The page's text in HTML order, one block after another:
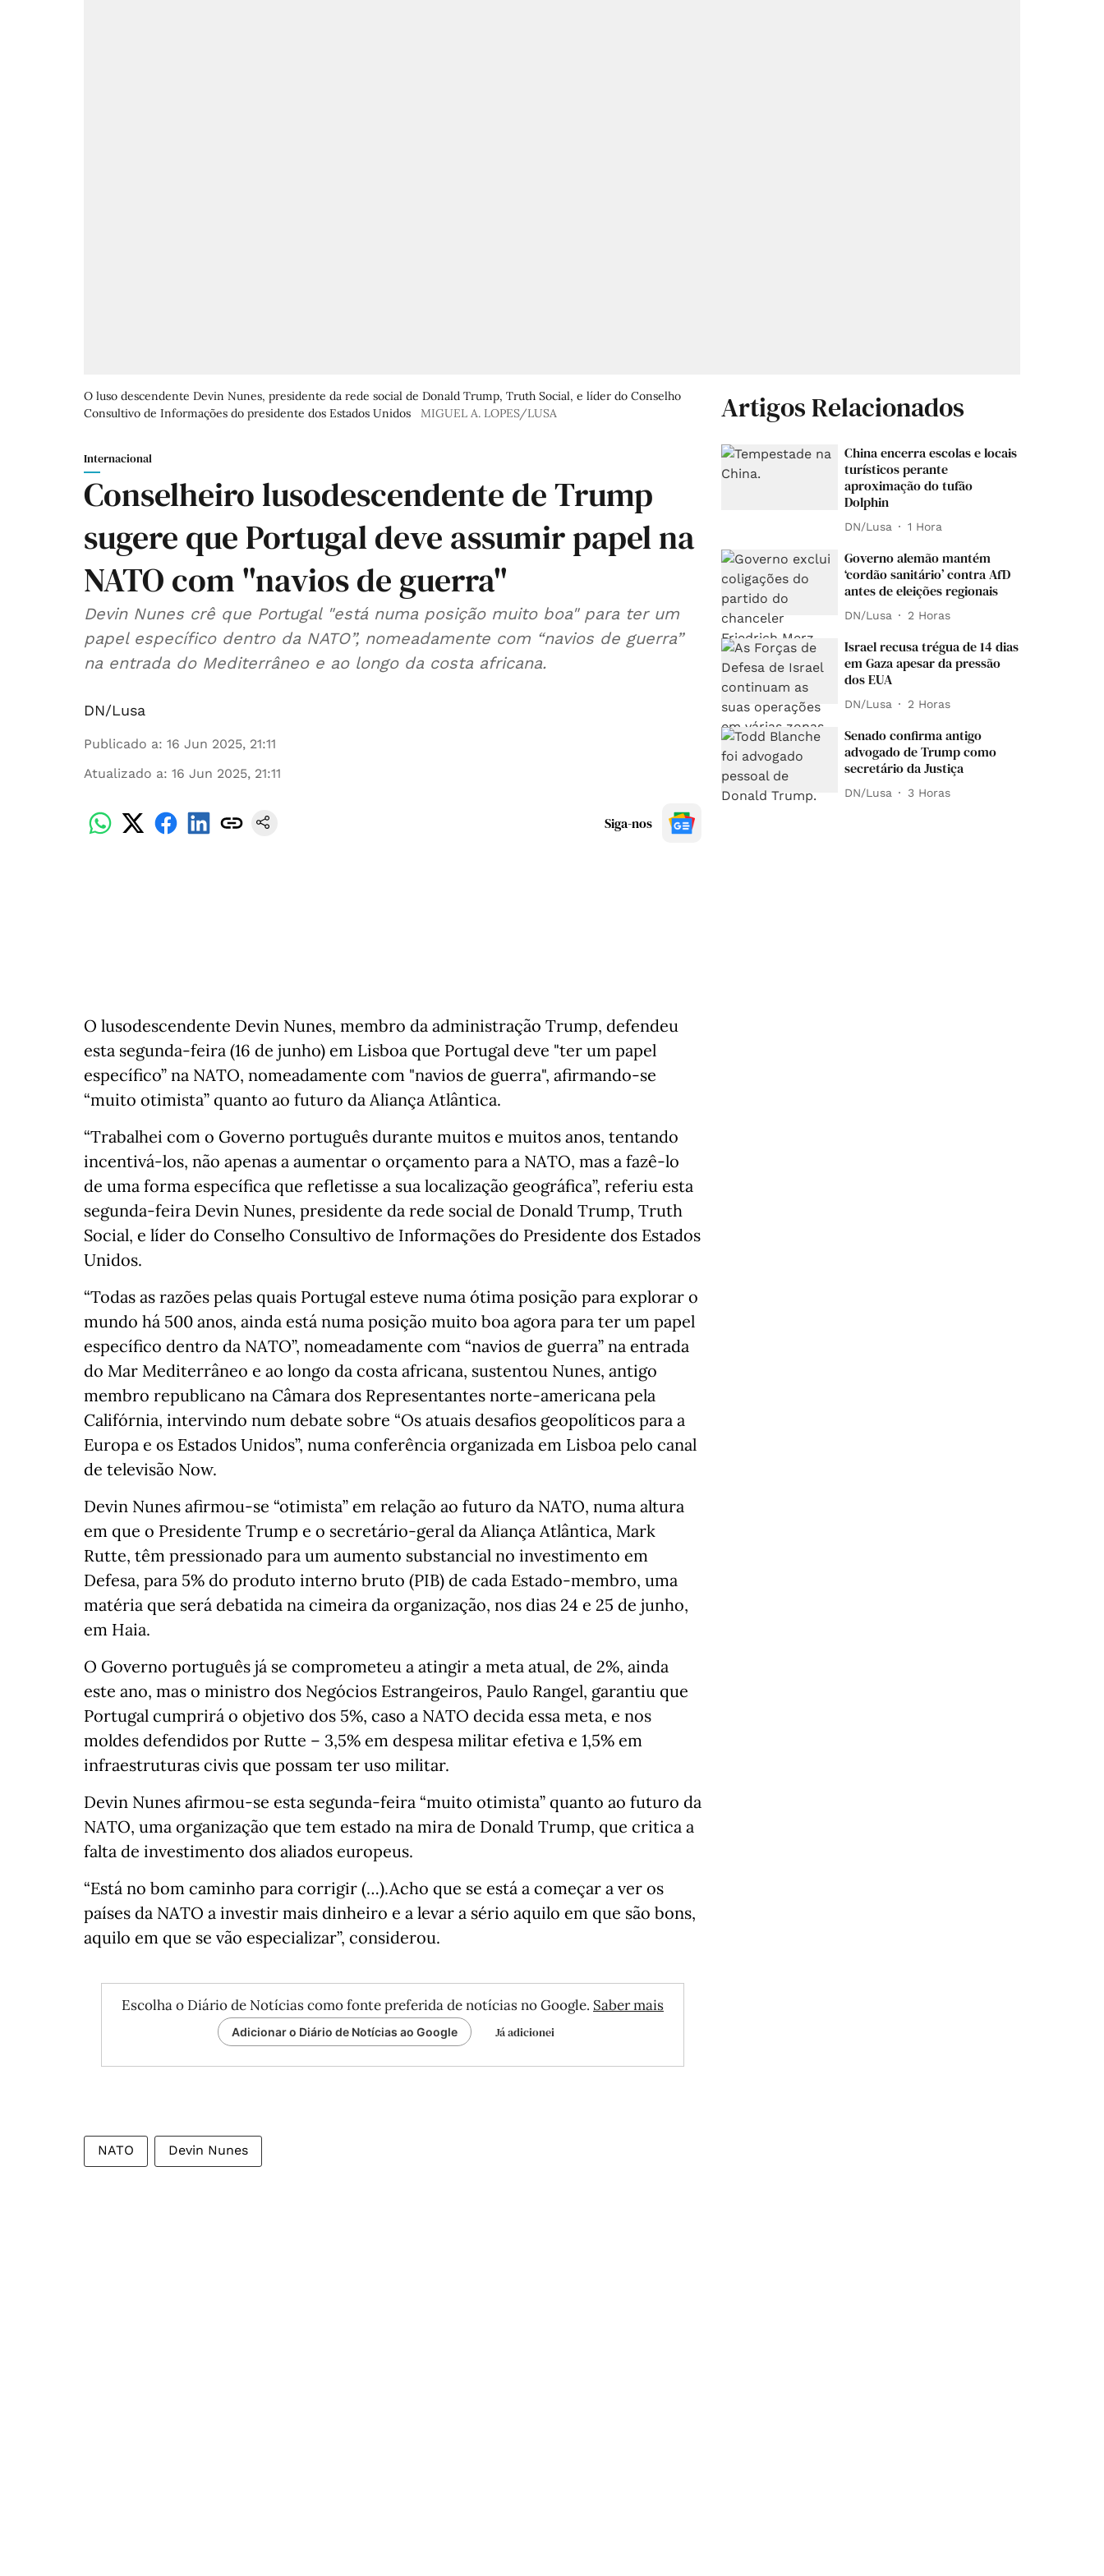
O luso descendente Devin Nunes, presidente da rede social de Donald Trump, Truth Social, e líder do Conselho
Consultivo de Informações do presidente dos Estados Unidos
MIGUEL A. LOPES/LUSA
Internacional
Conselheiro lusodescendente de Trump
sugere que Portugal deve assumir papel na
NATO com "navios de guerra"
Devin Nunes crê que Portugal "está numa posição muito boa" para ter um
papel específico dentro da NATO”, nomeadamente com “navios de guerra”
na entrada do Mediterrâneo e ao longo da costa africana.
DN/Lusa
Publicado a: 16 Jun 2025, 21:11
Atualizado a: 16 Jun 2025, 21:11
Siga-nos
O lusodescendente Devin Nunes, membro da administração Trump, defendeu
esta segunda-feira (16 de junho) em Lisboa que Portugal deve "ter um papel
específico” na NATO, nomeadamente com "navios de guerra", afirmando-se
“muito otimista” quanto ao futuro da Aliança Atlântica.
“Trabalhei com o Governo português durante muitos e muitos anos, tentando
incentivá-los, não apenas a aumentar o orçamento para a NATO, mas a fazê-lo
de uma forma específica que refletisse a sua localização geográfica”, referiu esta
segunda-feira Devin Nunes, presidente da rede social de Donald Trump, Truth
Social, e líder do Conselho Consultivo de Informações do Presidente dos Estados
Unidos.
“Todas as razões pelas quais Portugal esteve numa ótima posição para explorar o
mundo há 500 anos, ainda está numa posição muito boa agora para ter um papel
específico dentro da NATO”, nomeadamente com “navios de guerra” na entrada
do Mar Mediterrâneo e ao longo da costa africana, sustentou Nunes, antigo
membro republicano na Câmara dos Representantes norte-americana pela
Califórnia, intervindo num debate sobre “Os atuais desafios geopolíticos para a
Europa e os Estados Unidos”, numa conferência organizada em Lisboa pelo canal
de televisão Now.
Devin Nunes afirmou-se “otimista” em relação ao futuro da NATO, numa altura
em que o Presidente Trump e o secretário-geral da Aliança Atlântica, Mark
Rutte, têm pressionado para um aumento substancial no investimento em
Defesa, para 5% do produto interno bruto (PIB) de cada Estado-membro, uma
matéria que será debatida na cimeira da organização, nos dias 24 e 25 de junho,
em Haia.
O Governo português já se comprometeu a atingir a meta atual, de 2%, ainda
este ano, mas o ministro dos Negócios Estrangeiros, Paulo Rangel, garantiu que
Portugal cumprirá o objetivo dos 5%, caso a NATO decida essa meta, e nos
moldes defendidos por Rutte – 3,5% em despesa militar efetiva e 1,5% em
infraestruturas civis que possam ter uso militar.
Devin Nunes afirmou-se esta segunda-feira “muito otimista” quanto ao futuro da
NATO, uma organização que tem estado na mira de Donald Trump, que critica a
falta de investimento dos aliados europeus.
“Está no bom caminho para corrigir (…).Acho que se está a começar a ver os
países da NATO a investir mais dinheiro e a levar a sério aquilo em que são bons,
aquilo em que se vão especializar”, considerou.
Escolha o Diário de Notícias como fonte preferida de notícias no Google. Saber mais
Adicionar o Diário de Notícias ao Google Já adicionei
NATO Devin Nunes
Artigos Relacionados
China encerra escolas e locais
turísticos perante
aproximação do tufão
Dolphin
DN/Lusa 1 Hora
Governo alemão mantém
‘cordão sanitário’ contra AfD
antes de eleições regionais
DN/Lusa 2 Horas
Israel recusa trégua de 14 dias
em Gaza apesar da pressão
dos EUA
DN/Lusa 2 Horas
Senado confirma antigo
advogado de Trump como
secretário da Justiça
DN/Lusa 3 Horas